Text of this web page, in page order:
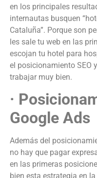
en los principales
internautas busquen
Cataluña”. Porque son
les sale tu web en las
escojan tu hotel para
el posicionamiento SEO
trabajar muy bien.
·
Google Ads
Además del
no hay que pagar
en las primeras
bien esta estrategia en